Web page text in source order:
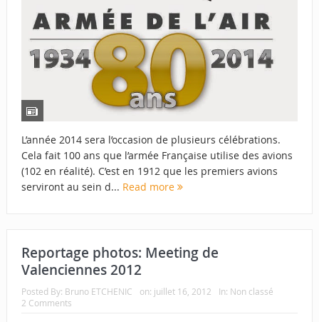
L’année 2014 sera l’occasion de plusieurs célébrations.
Cela fait 100 ans que l’armée Française utilise des avions
(102 en réalité). C’est en 1912 que les premiers avions
serviront au sein d... Read more
Reportage photos: Meeting de
Valenciennes 2012
Posted By: Bruno ETCHENIC on: juillet 16, 2012 In: Non classé
2 Comments